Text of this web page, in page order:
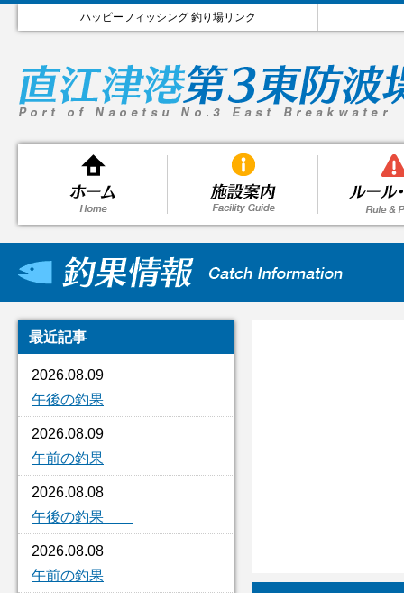
ハッピーフィッシング 釣り場リンク
最近記事
2026.08.09
午後の釣果
2026.08.09
午前の釣果
2026.08.08
午後の釣果
2026.08.08
午前の釣果